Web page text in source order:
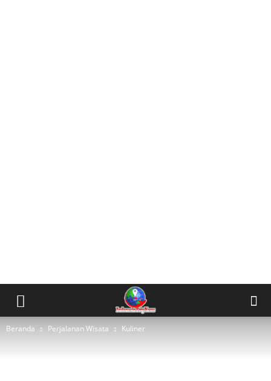
Beranda Perjalanan Wisata Kuliner